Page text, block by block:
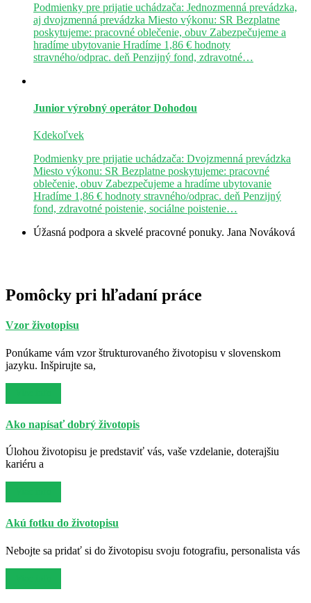
Podmienky pre prijatie uchádzača: Jednozmenná prevádzka,
aj dvojzmenná prevádzka Miesto výkonu: SR Bezplatne
poskytujeme: pracovné oblečenie, obuv Zabezpečujeme a
hradíme ubytovanie Hradíme 1,86 € hodnoty
stravného/odprac. deň Penzijný fond, zdravotné…
Junior výrobný operátor Dohodou
Kdekoľvek
Podmienky pre prijatie uchádzača: Dvojzmenná prevádzka
Miesto výkonu: SR Bezplatne poskytujeme: pracovné
oblečenie, obuv Zabezpečujeme a hradíme ubytovanie
Hradíme 1,86 € hodnoty stravného/odprac. deň Penzijný
fond, zdravotné poistenie, sociálne poistenie…
Úžasná podpora a skvelé pracovné ponuky. Jana Nováková
Pomôcky pri hľadaní práce
Vzor životopisu
Ponúkame vám vzor štrukturovaného životopisu v slovenskom
jazyku. Inšpirujte sa,
Ako napísať dobrý životopis
Úlohou životopisu je predstaviť vás, vaše vzdelanie, doterajšiu
kariéru a
Akú fotku do životopisu
Nebojte sa pridať si do životopisu svoju fotografiu, personalista vás